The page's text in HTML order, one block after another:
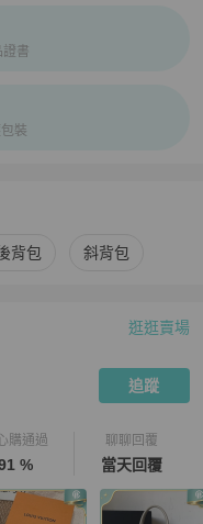
書
裝
背包 斜背包
逛逛賣場
追蹤
購通過
%
聊聊回覆
當天回覆